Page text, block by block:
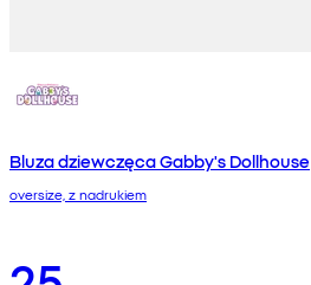
Bluza dziewczęca Gabby's Dollhouse
oversize, z nadrukiem